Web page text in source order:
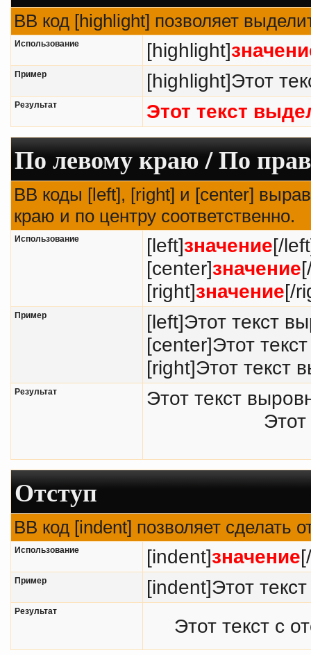
BB код [highlight] позволяет
Использование [highlight]
Пример [highlight]Этот
Результат Этот текст
По левому краю / По
BB коды [left], [right] и [center]
краю и по центру соответственно.
Использование [left]значение[/
[center]значение
[right]значение[/
Пример
[left]Этот текст
[center]Этот
[right]Этот текст
Результат
Этот текст
Отступ
BB код [indent] позволяет сделать
Использование [indent]значение
Пример [indent]Этот
Результат
Этот текст с